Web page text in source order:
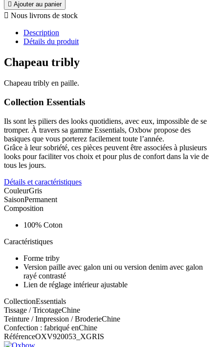
 Ajouter au panier
 Nous livrons de stock
Description
Détails du produit
Chapeau tribly
Chapeau tribly en paille.
Collection Essentials
Ils sont les piliers des looks quotidiens, avec eux, impossible de se
tromper. À travers sa gamme Essentials, Oxbow propose des
basiques que vous porterez facilement toute l’année.
Grâce à leur sobriété, ces pièces peuvent être associées à plusieurs
looks pour faciliter vos choix et pour plus de confort dans la vie de
tous les jours.
Détails et caractéristiques
CouleurGris
SaisonPermanent
Composition
100% Coton
Caractéristiques
Forme triby
Version paille avec galon uni ou version denim avec galon
rayé contrasté
Lien de réglage intérieur ajustable
CollectionEssentials
Tissage / TricotageChine
Teinture / Impression / BroderieChine
Confection : fabriqué enChine
RéférenceOXV920053_XGRIS